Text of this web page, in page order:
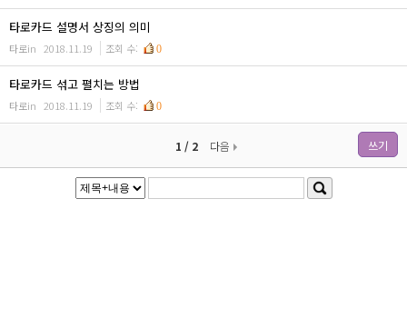
타로카드 설명서 상징의 의미
타로in 2018.11.19 조회 수: 0
타로카드 섞고 펼치는 방법
타로in 2018.11.19 조회 수: 0
1 / 2 다음 쓰기